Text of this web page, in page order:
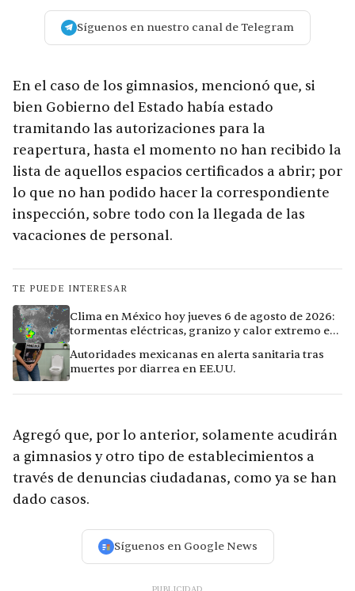
Síguenos en nuestro canal de Telegram
En el caso de los gimnasios, mencionó que, si
bien Gobierno del Estado había estado
tramitando las autorizaciones para la
reapertura, hasta el momento no han recibido la
lista de aquellos espacios certificados a abrir; por
lo que no han podido hacer la correspondiente
inspección, sobre todo con la llegada de las
vacaciones de personal.
TE PUEDE INTERESAR
Clima en México hoy jueves 6 de agosto de 2026:
tormentas eléctricas, granizo y calor extremo en
Autoridades mexicanas en alerta sanitaria tras
muertes por diarrea en EE.UU.
Agregó que, por lo anterior, solamente acudirán
a gimnasios y otro tipo de establecimientos a
través de denuncias ciudadanas, como ya se han
dado casos.
Síguenos en Google News